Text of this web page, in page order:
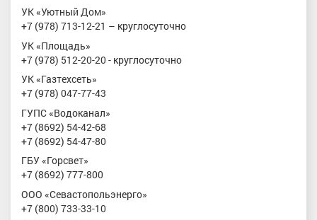
УК «Уютный Дом»
+7 (978) 713-12-21 – круглосуточно
УК «Площадь»
+7 (978) 512-20-20 - круглосуточно
УК «Газтехсеть»
+7 (978) 047-77-43
ГУПС «Водоканал»
+7 (8692) 54-42-68
+7 (8692) 54-47-80
ГБУ «Горсвет»
+7 (8692) 777-800
ООО «Севастопольэнерго»
+7 (800) 733-33-10